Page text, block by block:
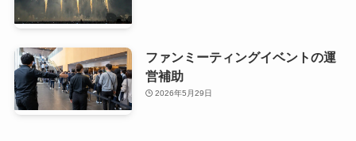
ファンミーティングイベントの運
営補助
2026年5月29日